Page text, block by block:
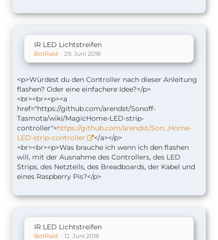
IR LED Lichtstreifen
BotRaid 29. Juni 2018
<p>Würdest du den Controller nach dieser Anleitung
flashen? Oder eine einfachere Idee?</p>
<br><br><p><a
href="https://github.com/arendst/Sonoff-
Tasmota/wiki/MagicHome-LED-strip-
controller">https://github.com/arendst/Son…Home-
LED-strip-controller
</a></p>
<br><br><p>Was brauche ich wenn ich den flashen
will, mit der Ausnahme des Controllers, des LED
Strips, des Netzteils, des Breadboards, der Kabel und
eines Raspberry Pis?</p>
IR LED Lichtstreifen
BotRaid 12. Juni 2018